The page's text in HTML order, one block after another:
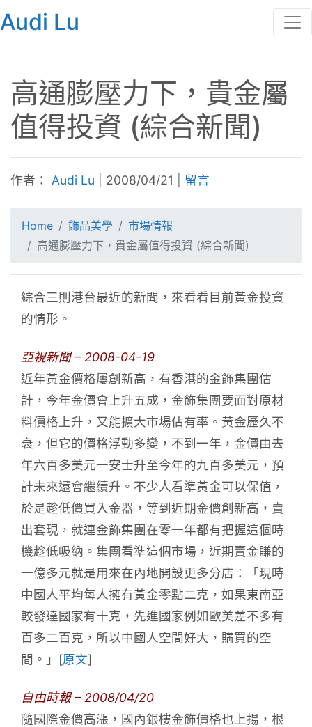
Audi Lu
高通膨壓力下，貴金屬
值得投資 (綜合新聞)
作者： Audi Lu 2008/04/21 留言
Home 飾品美學
市場情報
高通膨壓力下，貴金屬值得投資 (綜合新聞)
綜合三則港台最近的新聞，來看看目前黃金投資
的情形。
亞視新聞 – 2008-04-19
近年黃金價格屢創新高，有香港的金飾集團估
計，今年金價會上升五成，金飾集團要面對原材
料價格上升，又能擴大市場佔有率。黃金歷久不
衰，但它的價格浮動多變，不到一年，金價由去
年六百多美元一安士升至今年的九百多美元，預
計未來還會繼續升。不少人看準黃金可以保值，
於是趁低價買入金器，等到近期金價創新高，賣
出套現，就連金飾集團在零一年都有把握這個時
機趁低吸納。集團看準這個市場，近期賣金賺的
一億多元就是用來在內地開設更多分店：「現時
中國人平均每人擁有黃金零點二克，如果東南亞
較發達國家有十克，先進國家例如歐美差不多有
百多二百克，所以中國人空間好大，購買的空
間。」[原文]
自由時報 – 2008/04/20
隨國際金價高漲，國內銀樓金飾價格也上揚，根